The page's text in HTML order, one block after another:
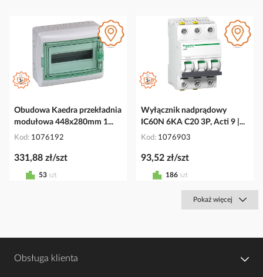
Obudowa Kaedra przekładnia
modułowa 448x280mm 1...
Kod 1076192
331,88 zł/szt
53 szt
Wyłącznik nadprądowy
IC60N 6KA C20 3P, Acti 9 |...
Kod 1076903
93,52 zł/szt
186 szt
Pokaż więcej
Obsługa klienta